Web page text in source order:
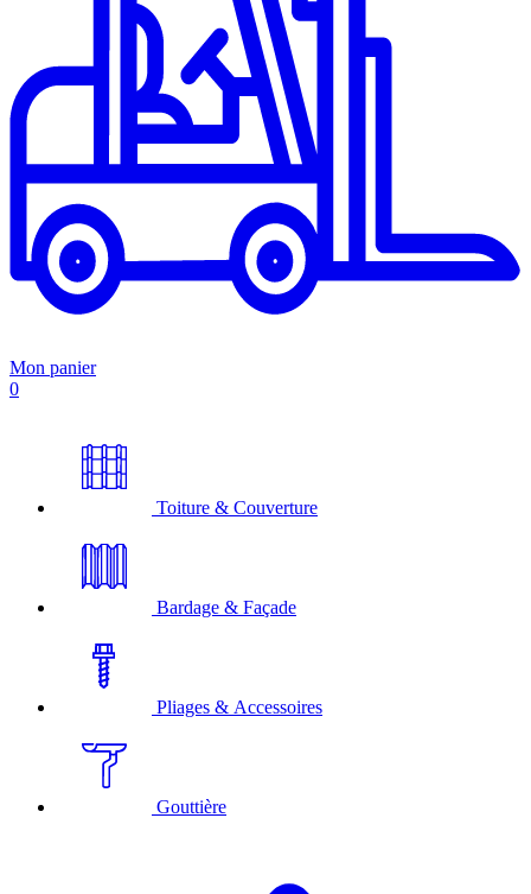
Mon panier
0
Toiture & Couverture
Bardage & Façade
Pliages & Accessoires
Gouttière